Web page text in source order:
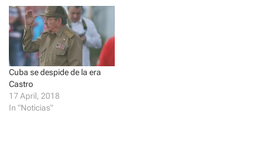
i
n
n
e
w
w
i
d
o
w
)
s
i
n
n
e
w
w
n
d
Cuba se despide de la era
Castro
17 April, 2018
In "Noticias"